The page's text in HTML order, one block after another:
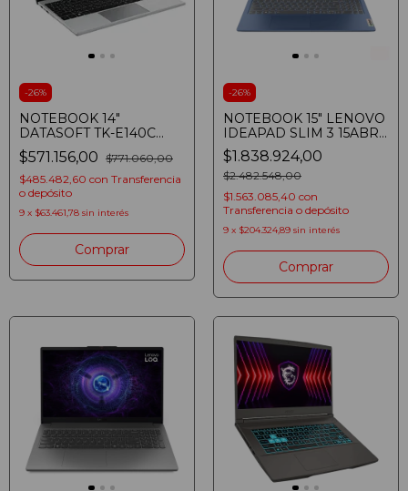
-26%
NOTEBOOK 14"
DATASOFT TK-E140C
AMD A9-9400 8GB SSD
256GB TECLADO
NUMERICO WINDOWS
$571.156,00 $771.060,00
$485.482,60 con Transferencia
o depósito
9 x $63.461,78 sin interés
-26%
NOTEBOOK 15" LENOVO
IDEAPAD SLIM 3 15ABR8
RYZEN 7 5825U 16GB
SSD 512GB FULLHD
WINDOWS 11 ABYSS
BLUE
$1.838.924,00
$2.482.548,00
$1.563.085,40 con
Transferencia o depósito
9 x $204.324,89 sin interés